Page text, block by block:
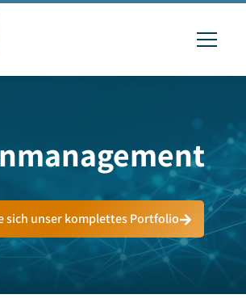
sich unser komplettes Portfolio